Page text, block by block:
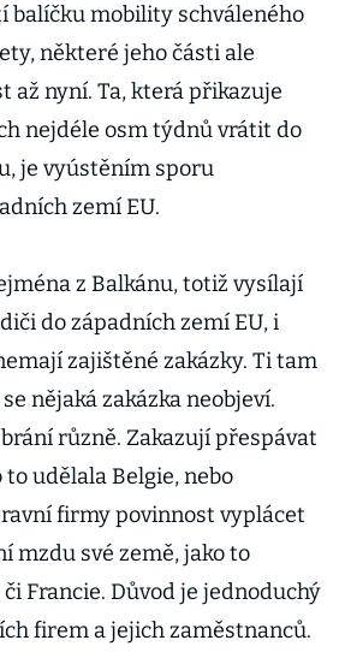
balíčku mobility schváleného
některé jeho části ale
až nyní. Ta, která přikazuje
nejdéle osm týdnů vrátit do
je vyústěním sporu
zemí EU.
z Balkánu, totiž vysílají
do západních zemí EU, i
zajištěné zakázky. Ti tam
nějaká zakázka neobjeví.
různě. Zakazují přespávat
udělala Belgie, nebo
firmy povinnost vyplácet
mzdu své země, jako to
Francie. Důvod je jednoduchý
firem a jejich zaměstnanců.